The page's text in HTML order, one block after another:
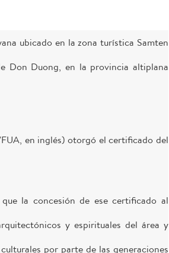
ubicado en la zona turística Samten
Don Duong, en la provincia altiplana
en inglés) otorgó el certificado del
la concesión de ese certificado al
y espirituales del área y
por parte de las generaciones